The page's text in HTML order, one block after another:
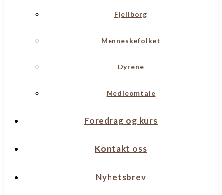
Fjellborg
Menneskefolket
Dyrene
Medieomtale
Foredrag og kurs
Kontakt oss
Nyhetsbrev